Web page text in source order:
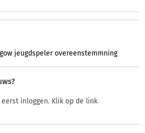
jeugdspeler overeenstemmning
inloggen. Klik op de link